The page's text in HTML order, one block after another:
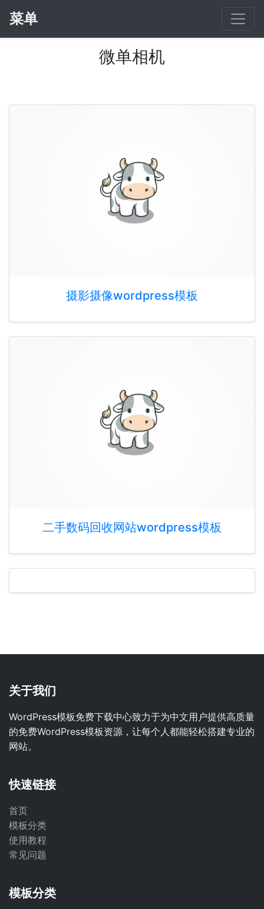
菜单
微单相机
摄影摄像wordpress模板
二手数码回收网站wordpress模板
关于我们
WordPress模板免费下载中心致力于为中文用户提供高质量
的免费WordPress模板资源，让每个人都能轻松搭建专业的
网站。
快速链接
首页
模板分类
使用教程
常见问题
模板分类